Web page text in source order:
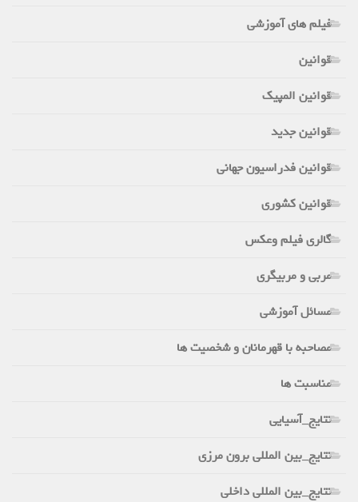
فیلم های آموزشی
قوانین
قوانین المپیک
قوانین جدید
قوانین فدراسیون جهانی
قوانین کشوری
گالری فیلم وعکس
مربی و مربیگری
مسائل آموزشی
مصاحبه با قهرمانان و شخصیت ها
مناسبت ها
نتایج_آسیایی
نتایج_بین المللی برون مرزی
نتایج_بین المللی داخلی